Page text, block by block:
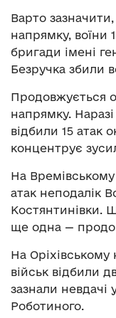
Варто
напрямку, воїни
бригади імені
Безручка збили
Продовжується
напрямку.
відбили 15 атак
концентрує
На
атак неподалік
Костянтинівки.
ще одна —
На
військ відбили
зазнали невдачі
Роботиного.